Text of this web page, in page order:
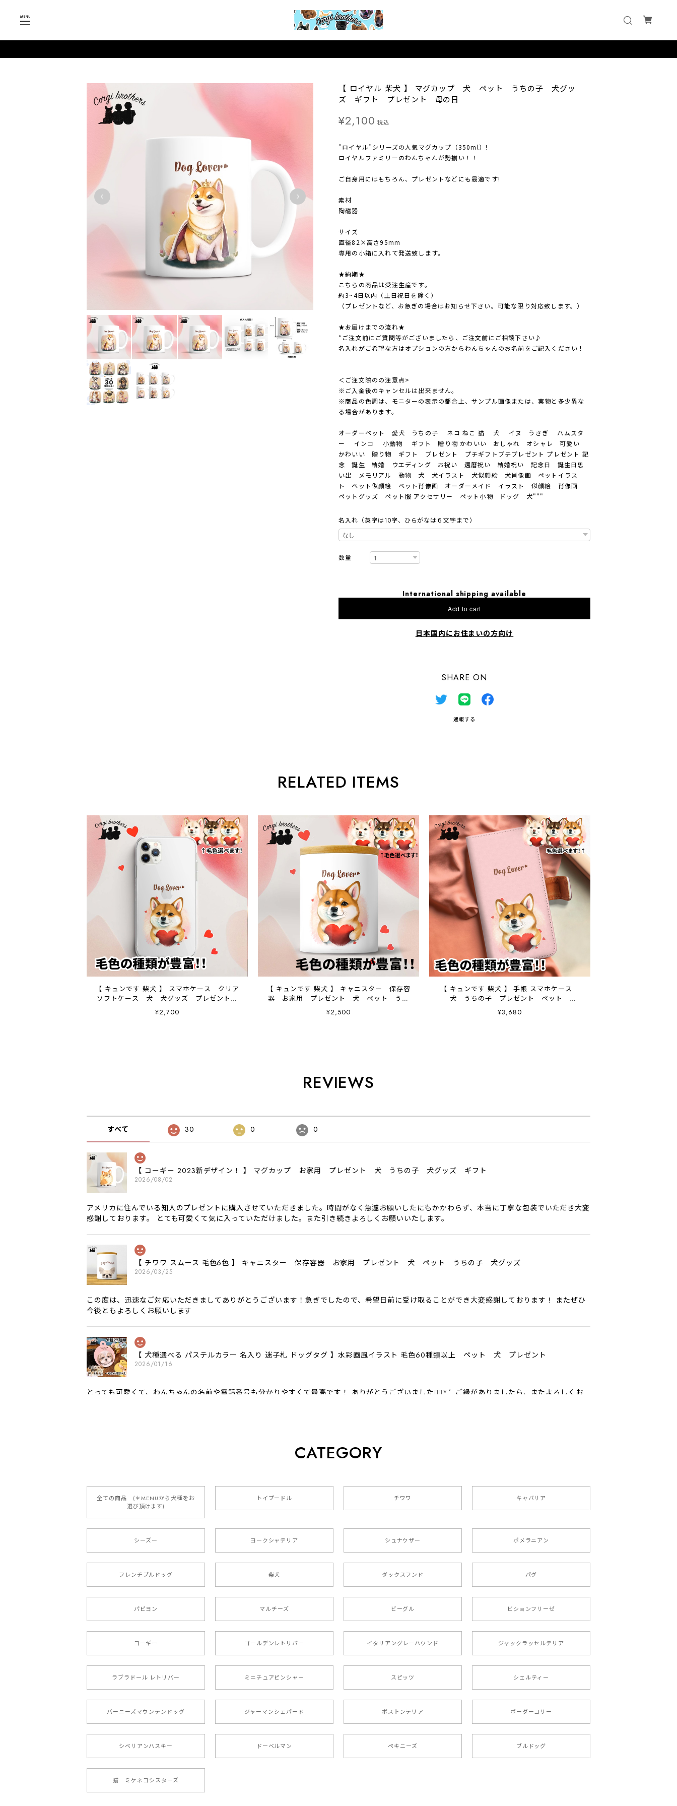
【 ロイヤル 柴犬 】 マグカップ 犬 ペット うちの子 犬グッ
ズ ギフト プレゼント 母の日
¥2,100 税込
”ロイヤル”シリーズの人気マグカップ（350ml）!
ロイヤルファミリーのわんちゃんが勢揃い！！
ご自身用にはもちろん、プレゼントなどにも最適です!
素材
陶磁器
サイズ
直径82×高さ95mm
専用の小箱に入れて発送致します。
★納期★
こちらの商品は受注生産です。
約3~4日以内（土日祝日を除く）
（プレゼントなど、お急ぎの場合はお知らせ下さい。可能な限り対応致します。）
★お届けまでの流れ★
*ご注文前にご質問等がございましたら、ご注文前にご相談下さい♪
名入れがご希望な方はオプションの方からわんちゃんのお名前をご記入ください！
＜ご注文際のの注意点>
※ご入金後のキャンセルは出来ません。
※商品の色調は、モニターの表示の都合上、サンプル画像または、実物と多少異な
る場合があります。
オーダーペット 愛犬 うちの子 ネコ ねこ 猫 犬 イヌ うさぎ ハムスタ
ー インコ 小動物 ギフト 贈り物 かわいい おしゃれ オシャレ 可愛い
かわいい 贈り物 ギフト プレゼント プチギフトプチプレゼント プレゼント 記
念 誕生 結婚 ウエディング お祝い 還暦祝い 結婚祝い 記念日 誕生日思
い出 メモリアル 動物 犬 犬イラスト 犬似顔絵 犬肖像画 ペットイラス
ト ペット似顔絵 ペット肖像画 オーダーメイド イラスト 似顔絵 肖像画
ペットグッズ ペット服 アクセサリー ペット小物 ドッグ 犬"""
名入れ（英字は10字、ひらがなは６文字まで）
数量
International shipping available
Add to cart
日本国内にお住まいの方向け
SHARE ON
通報する
RELATED ITEMS
【 キュンです 柴犬 】 スマホケース クリア
ソフトケース 犬 犬グッズ プレゼント
アンドロイド対応
¥2,700
【 キュンです 柴犬 】 キャニスター 保存容
器 お家用 プレゼント 犬 ペット うち
の子 犬グッズ
¥2,500
【 キュンです 柴犬 】 手帳 スマホケース
犬 うちの子 プレゼント ペット
Android対応
¥3,680
REVIEWS
すべて 30 0 0
【 コーギー 2023新デザイン！ 】 マグカップ お家用 プレゼント 犬 うちの子 犬グッズ ギフト
2026/08/02
アメリカに住んでいる知人のプレゼントに購入させていただきました。時間がなく急遽お願いしたにもかかわらず、本当に丁寧な包装でいただき大変
感謝しております。 とても可愛くて気に入っていただけました。また引き続きよろしくお願いいたします。
【 チワワ スムース 毛色6色 】 キャニスター 保存容器 お家用 プレゼント 犬 ペット うちの子 犬グッズ
2026/03/25
この度は、迅速なご対応いただきましてありがとうございます！急ぎでしたので、希望日前に受け取ることができ大変感謝しております！ またぜひ
今後ともよろしくお願いします
【 犬種選べる パステルカラー 名入り 迷子札 ドッグタグ 】水彩画風イラスト 毛色60種類以上 ペット 犬 プレゼント
2026/01/16
とっても可愛くて、わんちゃんの名前や電話番号も分かりやすくて最高です！ ありがとうございました❁⃘*.ﾟ ご縁がありましたら、またよろしくお
【 自然に囲まれた ダックスフンド 】 キャニスター 保存容器 お家用 プレゼント 犬 ペット うちの子 犬グッズ
【 ボーダーコリー 水彩画風 毛色4色 】 手帳 スマホケース 犬 うちの子 iPhone & Android
2025/05/09
もう叫ぶほど可愛くて最高です。 届いた袋まで可愛かったです。 ご連絡が取りづらい点だけ少し不安になりましたが、商品の素敵さでチャラです。
【 キュンです ボーダーコリー 】 手帳 スマホケース 犬 うちの子 プレゼント ペット Android対応
2024/10/28
注文受領連絡が無かったのでハラハラしましたが… 可愛い商品が届きました！大満足です♪
【 自然に囲まれた ポメラニアン 】マグカップ 犬 ペット うちの子 犬グッズ ギフト プレゼント 母の日
2024/07/09
CATEGORY
全ての商品 (＊MENUから犬種をお
選び頂けます)
トイプードル チワワ キャバリア
シーズー ヨークシャテリア シュナウザー ポメラニアン
フレンチブルドッグ 柴犬 ダックスフンド パグ
パピヨン マルチーズ ビーグル ビションフリーゼ
コーギー ゴールデンレトリバー イタリアングレーハウンド ジャックラッセルテリア
ラブラドール レトリバー ミニチュアピンシャー スピッツ シェルティー
バーニーズマウンテンドッグ ジャーマンシェパード ボストンテリア ボーダーコリー
シベリアンハスキー ドーベルマン ペキニーズ ブルドッグ
猫 ミケネコシスターズ